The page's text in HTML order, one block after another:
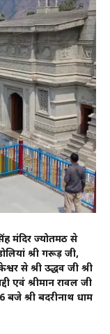
मंदिर ज्योर्तिमठ से
श्री गरूड़ जी,
से श्री उद्धव जी श्री
एवं श्रीमान रावल जी
बजे श्री बदरीनाथ धाम